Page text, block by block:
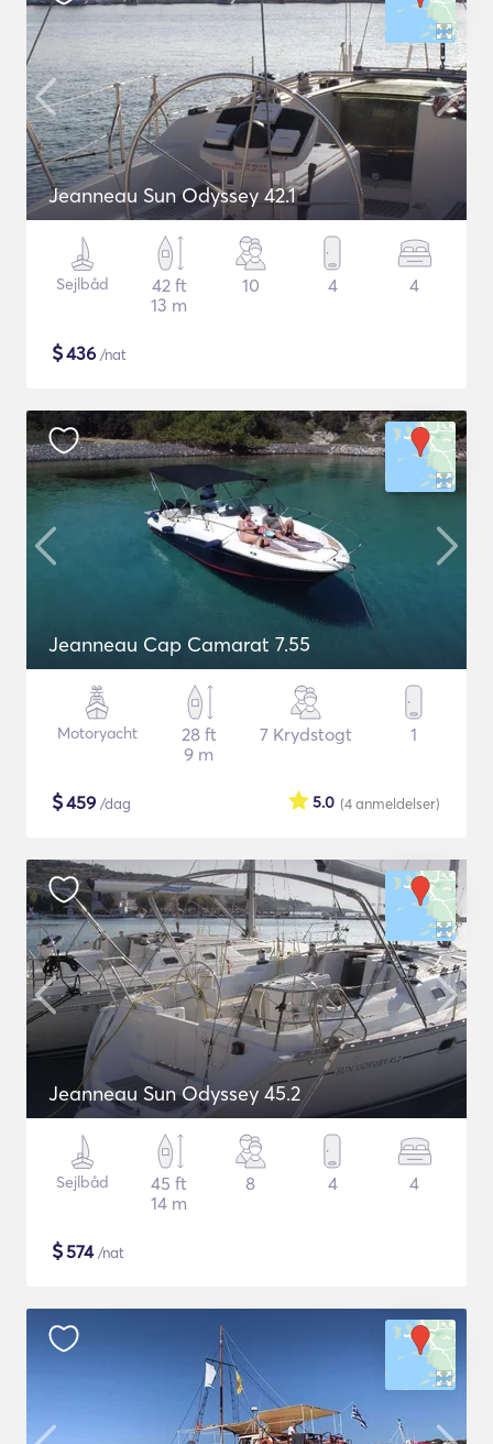
Jeanneau Sun Odyssey 42.1
Sejlbåd
42 ft
13 m
10 4 4
$436 /nat
Jeanneau Cap Camarat 7.55
Motoryacht
28 ft
9 m
7 Krydstogt 1
$459 /dag (4anmeldelser)
5.0
Jeanneau Sun Odyssey 45.2
Sejlbåd
45 ft
14 m
8 4 4
$574/nat